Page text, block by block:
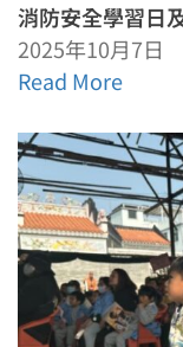
消防安全學習日
2025年10月7日
Read More